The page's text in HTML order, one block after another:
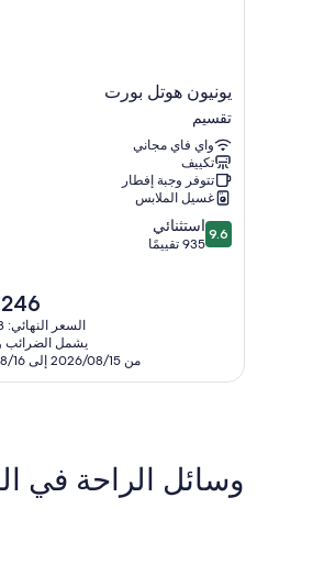
يونيون
هوتل
بورت
تقسيم
يونيون هوتل بورت
تقسيم
واي فاي مجاني
تكييف
تتوفر وجبة إفطار
غسيل الملابس
9.6
من
9.6 استثنائي
935 تقييمًا
السعر
الحالي
هو
SAR
246
السعر النهائي: SAR 273
يشمل الضرائب
من 2026/08/15 إلى 2026/08/16
وسائل الراحة في